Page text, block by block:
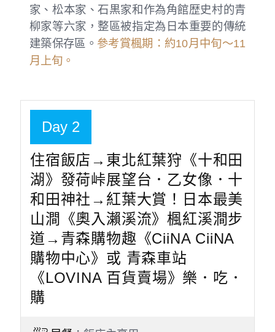
家、松本家、石黒家和作為角館歴史村的青
柳家等六家，整區被指定為日本重要的傳統
建築保存區。 參考賞楓期：約10月中旬～11
月上旬。
Day 2
住宿飯店→東北紅葉狩《十和田
湖》發荷峠展望台．乙女像．十
和田神社→紅葉大賞！日本最美
山澗《奧入瀨溪流》楓紅溪澗步
道→青森購物趣《CiiNA CiiNA
購物中心》或 青森車站
《LOVINA 百貨賣場》樂．吃．
購